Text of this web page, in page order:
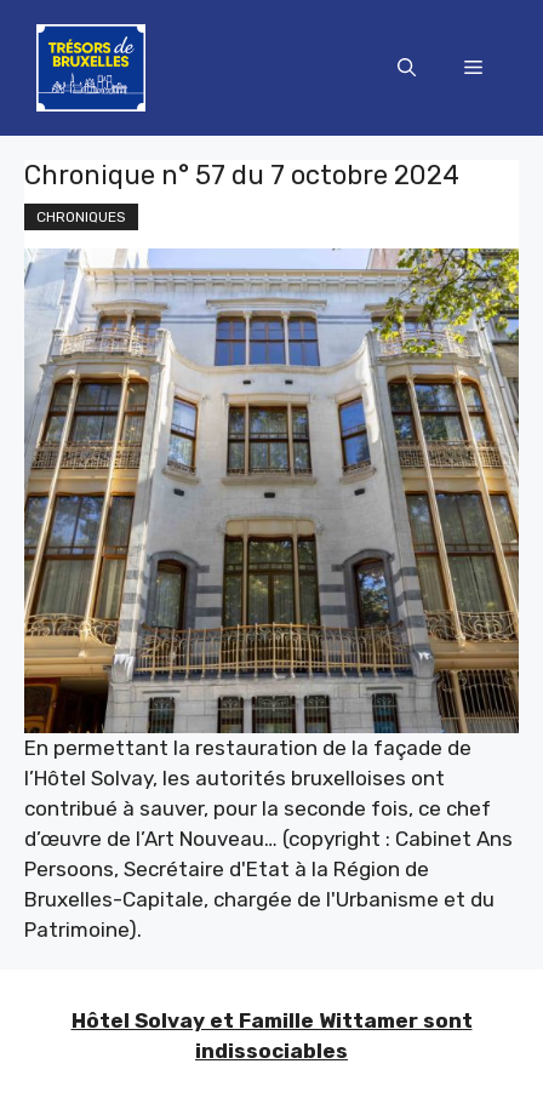
contenu
Menu
Chronique n° 57 du 7 octobre 2024
CHRONIQUES
En permettant la restauration de la façade de
l’Hôtel Solvay, les autorités bruxelloises ont
contribué à sauver, pour la seconde fois, ce chef
d’œuvre de l’Art Nouveau… (copyright : Cabinet Ans
Persoons, Secrétaire d'Etat à la Région de
Bruxelles-Capitale, chargée de l'Urbanisme et du
Patrimoine).
Hôtel Solvay et Famille Wittamer sont
indissociables